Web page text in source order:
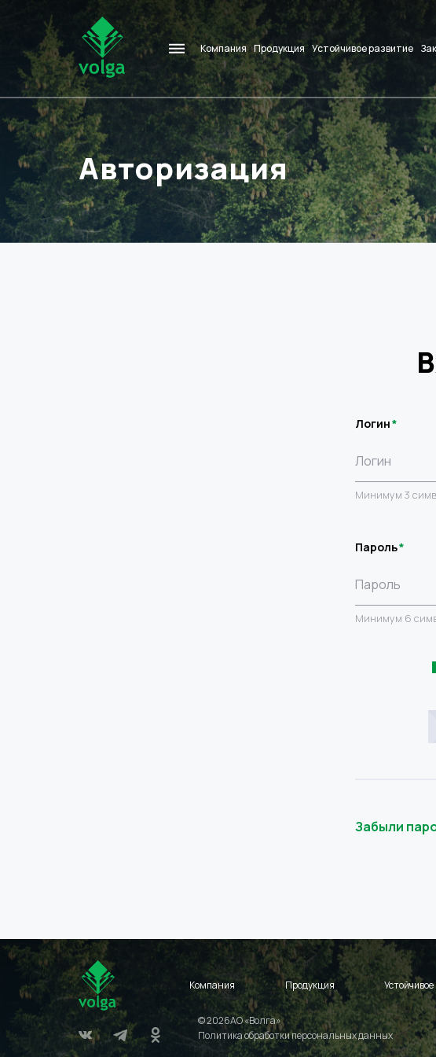
Компания Продукция Устойчивое развитие
Авторизация
Логин
Минимум 3
Пароль
Минимум 6
Забыли
Компания Продукция
© 2026АО «Волга»
Политика обработки персональных данных